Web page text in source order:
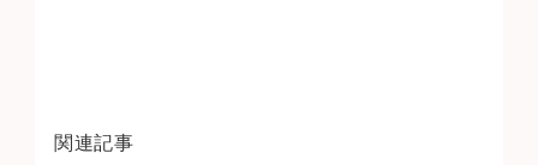
関連記事